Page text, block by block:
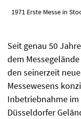
1971 Erste Messe in
Seit genau 50
dem
den seinerzeit
Messewesens
Inbetriebnahme im
Düsseldorfer